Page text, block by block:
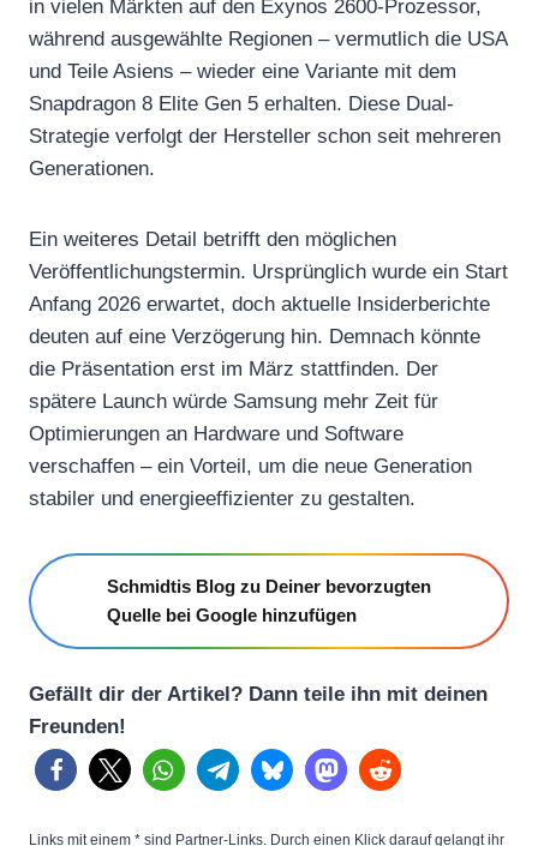
in vielen Märkten auf den Exynos 2600-Prozessor,
während ausgewählte Regionen – vermutlich die USA
und Teile Asiens – wieder eine Variante mit dem
Snapdragon 8 Elite Gen 5 erhalten. Diese Dual-
Strategie verfolgt der Hersteller schon seit mehreren
Generationen.
Ein weiteres Detail betrifft den möglichen
Veröffentlichungstermin. Ursprünglich wurde ein Start
Anfang 2026 erwartet, doch aktuelle Insiderberichte
deuten auf eine Verzögerung hin. Demnach könnte
die Präsentation erst im März stattfinden. Der
spätere Launch würde Samsung mehr Zeit für
Optimierungen an Hardware und Software
verschaffen – ein Vorteil, um die neue Generation
stabiler und energieeffizienter zu gestalten.
Schmidtis Blog zu Deiner bevorzugten
Quelle bei Google hinzufügen
Gefällt dir der Artikel? Dann teile ihn mit deinen
Freunden!
Links mit einem * sind Partner-Links. Durch einen Klick darauf gelangt ihr